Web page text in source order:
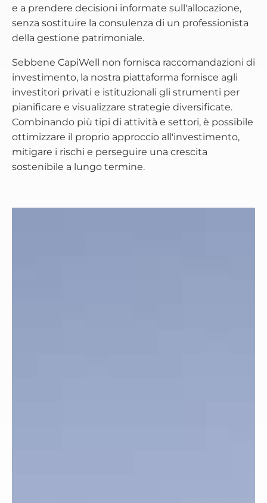
e a prendere decisioni informate sull'allocazione,
senza sostituire la consulenza di un professionista
della gestione patrimoniale.
Sebbene CapiWell non fornisca raccomandazioni di
investimento, la nostra piattaforma fornisce agli
investitori privati e istituzionali gli strumenti per
pianificare e visualizzare strategie diversificate.
Combinando più tipi di attività e settori, è possibile
ottimizzare il proprio approccio all'investimento,
mitigare i rischi e perseguire una crescita
sostenibile a lungo termine.